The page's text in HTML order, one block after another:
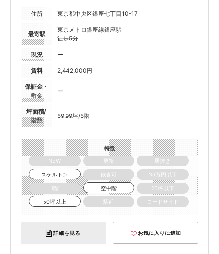
住所 東京都中央区銀座七丁目10-17
最寄駅
東京メトロ銀座線銀座駅
徒歩5分
現況 ー
賃料 2,442,000円
保証金・
敷金
ー
坪面積/
階数
59.99坪/5階
特徴
NEW
更新
居抜き
スケルトン
飲食可
30万円以下
1階
空中階
20坪以下
50坪以上
駅近 ロードサイド
詳細を見る お気に入りに追加